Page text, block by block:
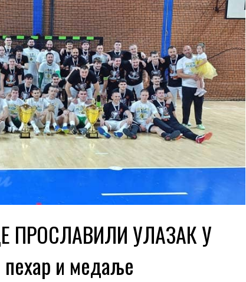
ПРОСЛАВИЛИ УЛАЗАК У
и медаље